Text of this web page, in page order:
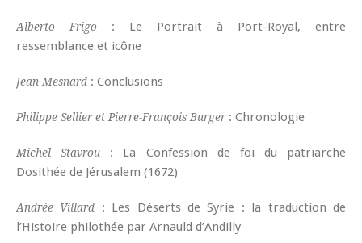
Alberto Frigo : Le Portrait à Port-Royal, entre
ressemblance et icône
Jean Mesnard : Conclusions
Philippe Sellier et Pierre-François Burger: Chronologie
Michel Stavrou : La Confession de foi du patriarche
Dosithée de Jérusalem (1672)
Andrée Villard : Les Déserts de Syrie : la traduction de
l’Histoire philothée par Arnauld d’Andilly